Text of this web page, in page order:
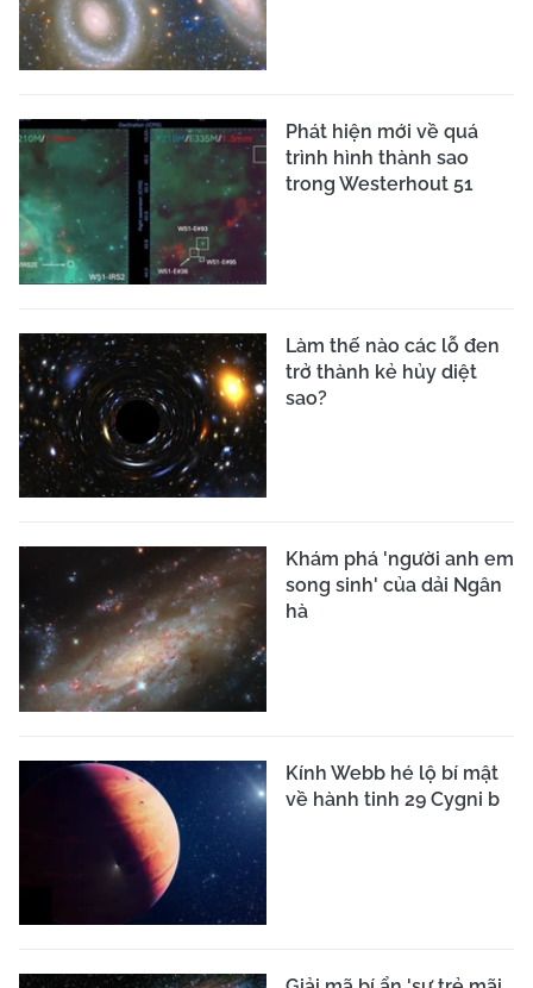
Phát hiện mới về quá
trình hình thành sao
trong Westerhout 51
Làm thế nào các lỗ đen
trở thành kẻ hủy diệt
sao?
Khám phá 'người anh em
song sinh' của dải Ngân
hà
Kính Webb hé lộ bí mật
về hành tinh 29 Cygni b